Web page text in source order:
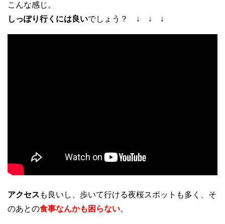
こんな感じ。
しっぽり行くには良いでしょう？ ↓ ↓ ↓
アクセス も良いし、歩いて行ける夜桜スポットも多く、そ
のあとの食事なんかも困らない。